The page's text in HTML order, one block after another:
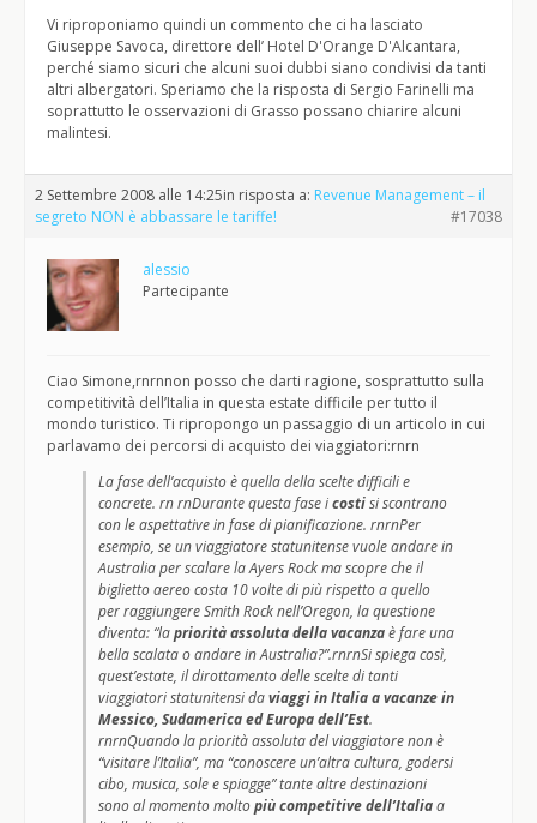
Vi riproponiamo quindi un commento che ci ha lasciato
Giuseppe Savoca, direttore dell’ Hotel D'Orange D'Alcantara,
perché siamo sicuri che alcuni suoi dubbi siano condivisi da tanti
altri albergatori. Speriamo che la risposta di Sergio Farinelli ma
soprattutto le osservazioni di Grasso possano chiarire alcuni
malintesi.
2 Settembre 2008 alle 14:25in risposta a: Revenue Management – il
segreto NON è abbassare le tariffe!
#17038
alessio
Partecipante
Ciao Simone,rnrnnon posso che darti ragione, sosprattutto sulla
competitività dell’Italia in questa estate difficile per tutto il
mondo turistico. Ti ripropongo un passaggio di un articolo in cui
parlavamo dei percorsi di acquisto dei viaggiatori:rnrn
La fase dell’acquisto è quella della scelte difficili e
concrete. rn rnDurante questa fase icostisi scontrano
con le aspettative in fase di pianificazione. rnrnPer
esempio, se un viaggiatore statunitense vuole andare in
Australia per scalare la Ayers Rock ma scopre che il
biglietto aereo costa 10 volte di più rispetto a quello
per raggiungere Smith Rock nell’Oregon, la questione
diventa: “lapriorità assoluta della vacanzaè fare una
bella scalata o andare in Australia?”.rnrnSi spiega così,
quest’estate, il dirottamento delle scelte di tanti
viaggiatori statunitensi daviaggi in Italia a vacanze in
Messico, Sudamerica ed Europa dell’Est.
rnrnQuando la priorità assoluta del viaggiatore non è
“visitare l’Italia”, ma “conoscere un’altra cultura, godersi
cibo, musica, sole e spiagge” tante altre destinazioni
sono al momento moltopiù competitive dell’Italiaa